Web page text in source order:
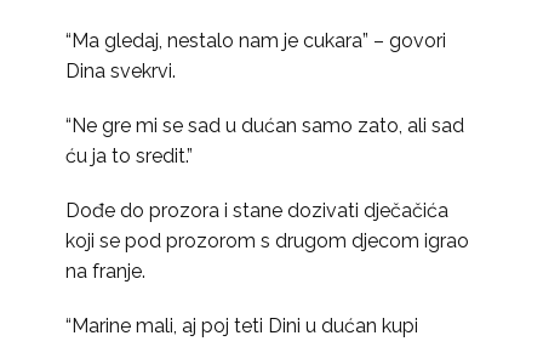
“Ma gledaj, nestalo nam je cukara” – govori
Dina svekrvi.
“Ne gre mi se sad u dućan samo zato, ali sad
ću ja to sredit.”
Dođe do prozora i stane dozivati dječačića
koji se pod prozorom s drugom djecom igrao
na franje.
“Marine mali, aj poj teti Dini u dućan kupi